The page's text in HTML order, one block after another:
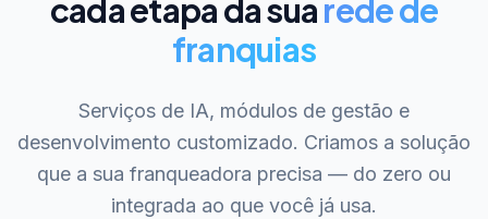
cada etapa da suarede de
franquias
Serviços de IA, módulos de gestão e
desenvolvimento customizado. Criamos a solução
que a sua franqueadora precisa — do zero ou
integrada ao que você já usa.